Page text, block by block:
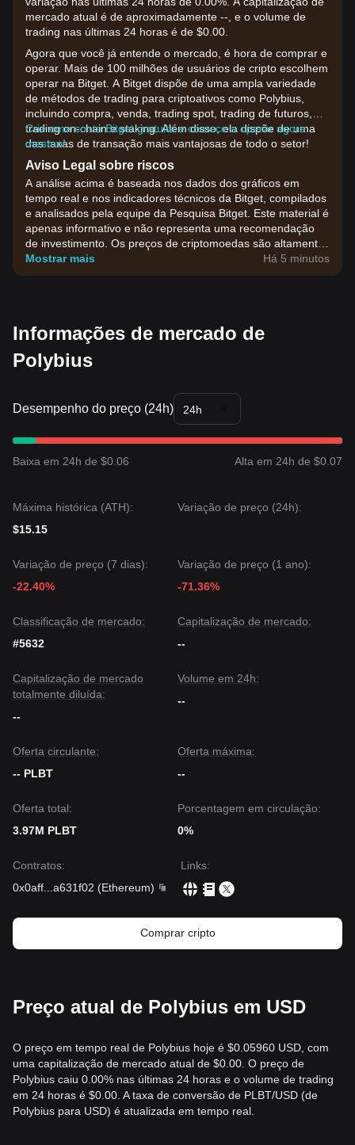
mercado atual é de aproximadamente --, e o volume de
trading nas últimas 24 horas é de $0.00.
Agora que você já entende o mercado, é hora de comprar e
operar. Mais de 100 milhões de usuários de cripto escolhem
operar na Bitget. A Bitget dispõe de uma ampla variedade
de métodos de trading para criptoativos como Polybius,
incluindo compra, venda, trading spot, trading de futuros,
trading on-chain e staking. Além disso, ela dispõe de uma
das taxas de transação mais vantajosas de todo o setor!
Crie uma conta Bitget gratuita e comece a operar agora
mesmo!
Aviso Legal sobre riscos
A análise acima é baseada nos dados dos gráficos em
tempo real e nos indicadores técnicos da Bitget, compilados
e analisados pela equipe da Pesquisa Bitget. Este material é
apenas informativo e não representa uma recomendação
de investimento. Os preços de criptomoedas são altamente
voláteis. Tome suas decisões de investimento com base na
sua própria tolerância ao risco.
Mostrar mais Há 5 minutos
Informações de mercado de
Polybius
Desempenho do preço (24h) 24h
Baixa em 24h de $0.06 Alta em 24h de $0.07
Máxima histórica (ATH):
$15.15
Variação de preço (24h):
Variação de preço (7 dias):
-22.40%
Variação de preço (1 ano):
-71.36%
Classificação de mercado:
#5632
Capitalização de mercado:
--
Capitalização de mercado
totalmente diluída:
--
Volume em 24h:
--
Oferta circulante:
-- PLBT
Oferta máxima:
--
Oferta total:
3.97M PLBT
Porcentagem em circulação:
0%
Contratos:
0x0aff
a631f02 (Ethereum)
Links:
Comprar cripto
Preço atual de Polybius em USD
O preço em tempo real de Polybius hoje é $0.05960 USD, com
uma capitalização de mercado atual de $0.00. O preço de
Polybius caiu 0.00% nas últimas 24 horas e o volume de trading
em 24 horas é $0.00. A taxa de conversão de PLBT/USD (de
Polybius para USD) é atualizada em tempo real.